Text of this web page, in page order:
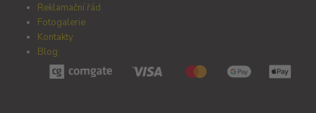
Reklamační řád
Fotogalerie
Kontakty
Blog